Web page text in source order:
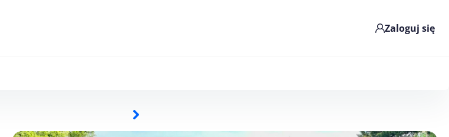
Zaloguj się